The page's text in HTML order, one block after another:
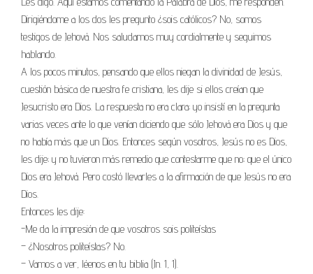
Dirigiéndome a los dos les pregunto ¿sois católicos? No, somos
testigos de Jehová. Nos saludamos muy cordialmente y seguimos
hablando.
A los pocos minutos, pensando que ellos niegan la divinidad de Jesús,
cuestión básica de nuestra fe cristiana, les dije si ellos creían que
Jesucristo era Dios. La respuesta no era clara; yo insistí en la pregunta
varias veces ante lo que venían diciendo que sólo Jehová era Dios y que
no había más que un Dios. Entonces según vosotros, Jesús no es Dios,
les dije; y no tuvieron más remedio que contestarme que no; que el único
Dios era Jehová. Pero costó llevarles a la afirmación de que Jesús no era
Dios.
Entonces les dije:
-Me da la impresión de que vosotros sois politeístas
– ¿Nosotros politeístas? No.
– Vamos a ver, léenos en tu biblia (Jn. 1, 1).